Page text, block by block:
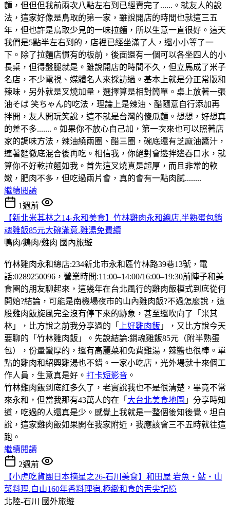
麵，但但但我前兩次八點左右到已經賣完了......。就友人的說
法，這家好像是鳥取的第一家，雖說開店的時間也就這三五
年，但也許是鳥取少見的一味拉麵，所以生意一直很好。這天
我們是5點半左右到的，店裡已經坐滿了人，還小小等了一
下。除了拉麵店慣有的板前，後面還有一個可以各坐四人的小
長桌，但得盤腿就是。雖說開店的時間不久，但立馬成了米子
名店，不少電視、媒體名人來採訪過。基本上就是分正常版和
辣味，另外就是叉燒加量，選擇算是相對簡單。桌上放著一張
油そば 笑ちゃん的吃法，理論上是辣油、醋隨意自行添加再
拌開，友人開玩笑說，這不就是台灣的傻瓜麵。想想，好想真
的差不多.......。如果你不放心自己加，第一次來也可以照著店
家的調味方法，辣油繞兩圈、醋三圈，碗底還有芝麻油醬汁，
連著麵徹底混合後再吃。相信我，你絕對會邊拌邊吞口水，就
算你不好乾拉麵如我。首先這叉燒真是超厚，而且非常的軟
嫩，肥肉不多，但吃過兩片會，真的會有一點肉膩........
繼續閱讀
1週前
【新北米其林之14-永和美食】竹林雞肉永和總店.半熟蛋包銷
魂雞飯85元大碗滿意.雞湯免費續
鴨肉/鵝肉/雞肉 國內旅遊
竹林雞肉永和總店:234新北市永和區竹林路39巷13號，電
話:0289250096，營業時間:11:00–14:00/16:00–19:30前陣子和美
食圈的朋友聊起來，這幾年在台北風行的雞肉飯模式到底從何
開始?結論，可能是南機場夜市的山內雞肉飯?不過怎麼說，這
股雞肉飯旋風完全沒有停下來的跡象，甚至還吹向了「米其
林」，比方說之前我分享過的「
上好雞肉飯 」，又比方說今天
要聊的「竹林雞肉飯」。先說結論:銷魂雞飯85元（附半熟蛋
包），份量蠻厚的，還有高麗菜和免費雞湯，辣醬也很棒。單
點的雞肉和紹興雞湯也不錯。一家小吃店，光外場就十來個工
作人員，生意真是好。 打卡短影音 。
竹林雞肉飯到底紅多久了，老實說我也不是很清楚，畢竟不常
來永和，但當我那有43萬人的在「 大台北美食地圖 」分享時知
道，吃過的人還真是少。感覺上我就是一整個後知後覺。坦白
說，這家雞肉飯如果開在我家附近，我應該會三不五時就往這
跑。
繼續閱讀
2週前
【小虎吃貨團日本摘星之26-石川美食】和田屋 岩魚・鮎・山
菜料理.白山160年香料理宿.極緻和食的舌尖記憶
北陸-石川
國外旅遊